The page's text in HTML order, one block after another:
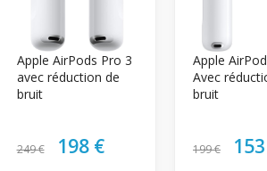
Apple AirPods Pro 3
avec réduction de
bruit
249 € 198 €
Apple
Avec
bruit
199 €